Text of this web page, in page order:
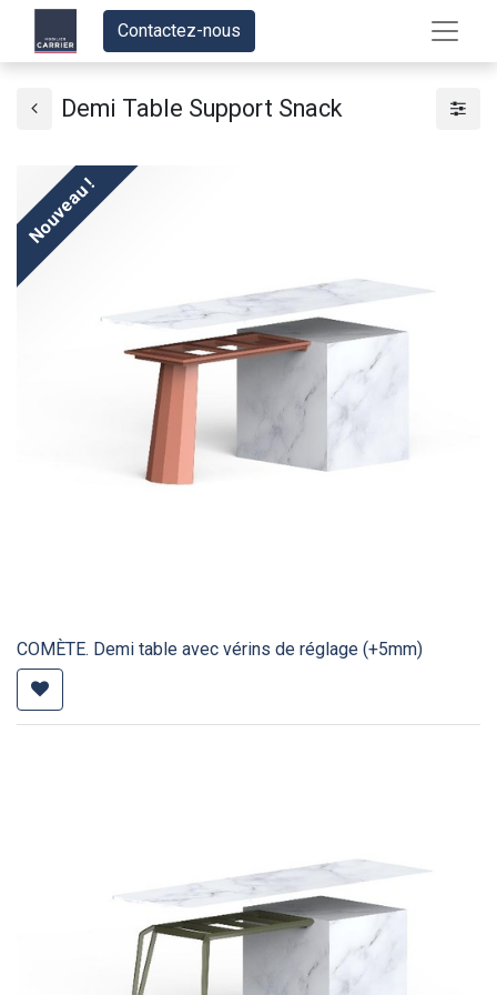
Contactez-nous
Demi Table Support Snack
Nouveau !
COMÈTE. Demi table avec vérins de réglage (+5mm)